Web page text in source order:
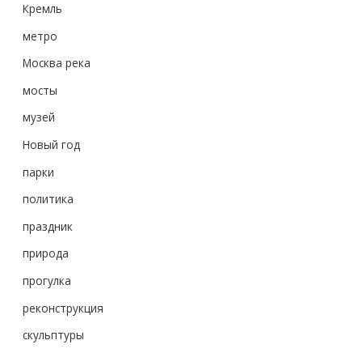
Кремль
метро
Москва река
мосты
музей
Новый год
парки
политика
праздник
природа
прогулка
реконструкция
скульптуры